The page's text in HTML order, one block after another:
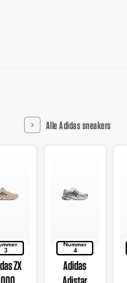
Alle Adidas sneakers
3
ZX
Nummer
4
Adidas